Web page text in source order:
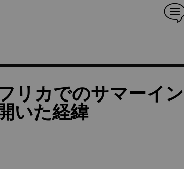
リカでのサマーイン
いた経緯